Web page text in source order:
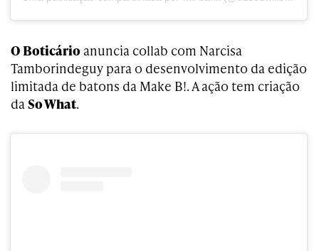
O Boticário anuncia collab com Narcisa
Tamborindeguy para o desenvolvimento da edição
limitada de batons da Make B!. A ação tem criação
da So What.